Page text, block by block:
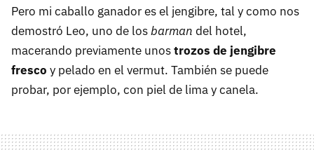
Pero mi caballo ganador es el jengibre, tal y como nos
demostró Leo, uno de losbarman del hotel,
macerando previamente unostrozos de jengibre
fresco y pelado en el vermut. También se puede
probar, por ejemplo, con piel de lima y canela.